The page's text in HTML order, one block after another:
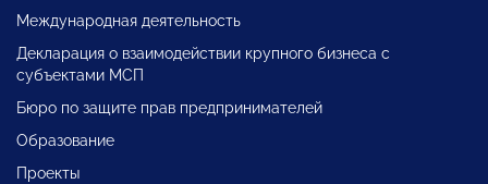
Международная деятельность
Декларация о взаимодействии крупного бизнеса с
субъектами МСП
Бюро по защите прав предпринимателей
Образование
Проекты